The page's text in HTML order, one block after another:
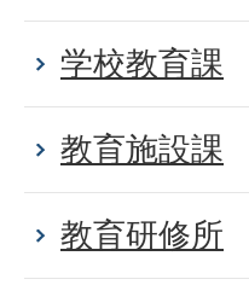
学校教育課
教育施設課
教育研修所